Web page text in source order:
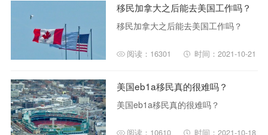
移民加拿大之后能去美国工作吗？
移民加拿大之后能去美国工作吗？
阅读：16301 时间：2021-10-21
美国eb1a移民真的很难吗？
美国eb1a移民真的很难吗？
阅读：10610 时间：2021-10-18